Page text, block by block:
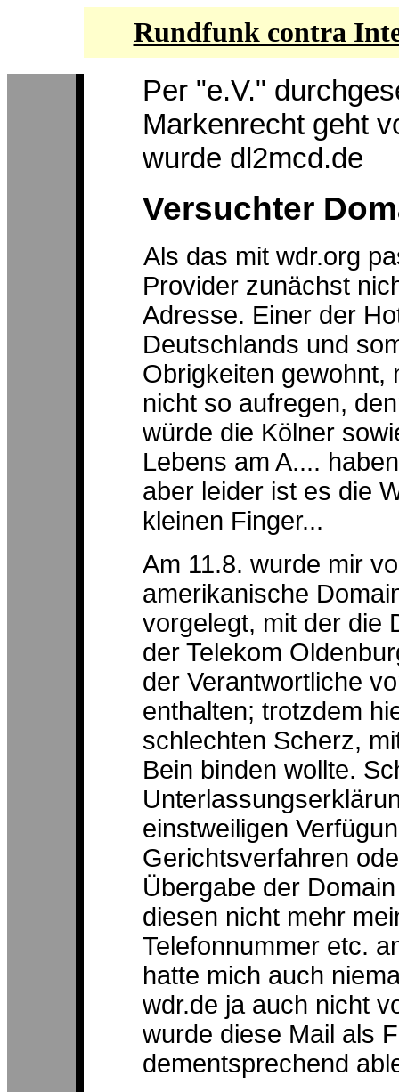
Rundfunk contra
Per "e.V."
Markenrecht geht
wurde dl2mcd.de
Versuchter
Als das mit wdr.org
Provider zunächst
Adresse. Einer der
Deutschlands und
Obrigkeiten gewohnt,
nicht so aufregen,
würde die Kölner
Lebens am A....
aber leider ist es die
kleinen Finger...
Am 11.8. wurde mir
amerikanische
vorgelegt, mit der die
der Telekom
der Verantwortliche
enthalten; trotzdem
schlechten Scherz,
Bein binden wollte.
einstweiligen
Gerichtsverfahren
Übergabe der
diesen nicht mehr
Telefonnummer etc.
hatte mich auch
wdr.de ja auch nicht
wurde diese Mail als
dementsprechend